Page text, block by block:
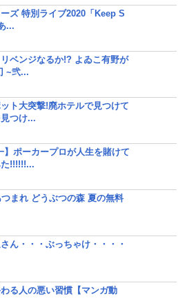
ズ 特別ライブ2020「Keep S
...
リベンジなるか!? よゐこ有野が
~弐...
ト大突撃!廃ホテルで見つけて
つけ...
】ポーカープロが人生を賭けて
!!!!!!...
まれ どうぶつの森 夏の無料
ん・・・ぶっちゃけ・・・・
わる人の悪い習慣【マンガ動